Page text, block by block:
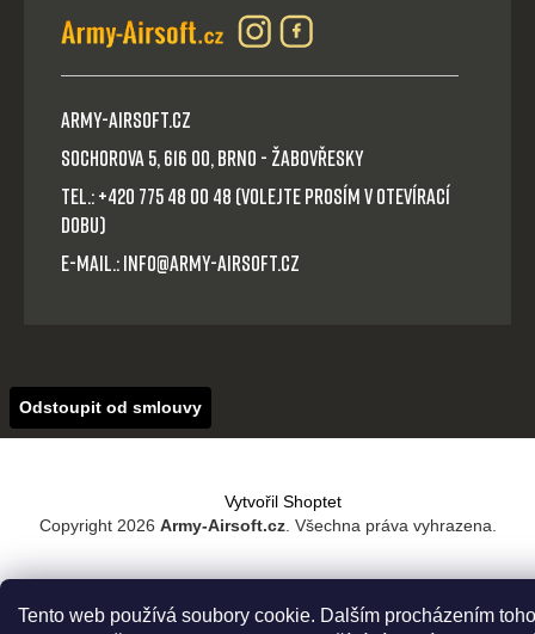
Tento web používá soubory cookie. Dalším procházením
Army-Airsoft.cz
Sochorova 5, 616 00, Brno - Žabovřesky
Tel.: +420 775 48 00 48 (volejte prosím v otevírací
dobu)
E-mail.: info@army-airsoft.cz
Odstoupit od smlouvy
Vytvořil Shoptet
Copyright 2026 Army-Airsoft.cz. Všechna práva vyhrazena.